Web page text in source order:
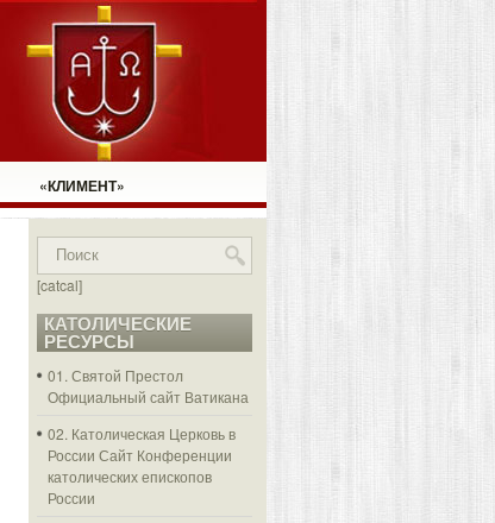
«КЛИМЕНТ»
[catcal]
КАТОЛИЧЕСКИЕ
РЕСУРСЫ
01. Святой Престол
Официальный сайт Ватикана
02. Католическая Церковь в
России Сайт Конференции
католических епископов
России